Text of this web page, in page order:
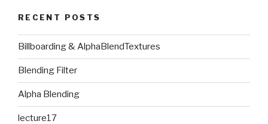
RECENT POSTS
Billboarding & AlphaBlendTextures
Blending Filter
Alpha Blending
lecture17